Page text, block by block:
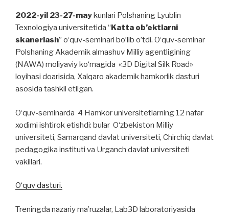
2022-yil 23-27-maykunlari Polshaning Lyublin
Texnologiya universitetida “Katta ob’ektlarni
skanerlash” o‘quv-seminari bo’lib o’tdi. O‘quv-seminar
Polshaning Akademik almashuv Milliy agentligining
(NAWA) moliyaviy ko‘magida «3D Digital Silk Road»
loyihasi doarisida, Xalqaro akademik hamkorlik dasturi
asosida tashkil etilgan.
O‘quv-seminarda 4 Hamkor universitetlarning 12 nafar
xodimi ishtirok etishdi: bular O‘zbekiston Milliy
universiteti, Samarqand davlat universiteti, Chirchiq davlat
pedagogika instituti va Urganch davlat universiteti
vakillari.
O‘quv dasturi.
Treningda nazariy ma’ruzalar, Lab3D laboratoriyasida